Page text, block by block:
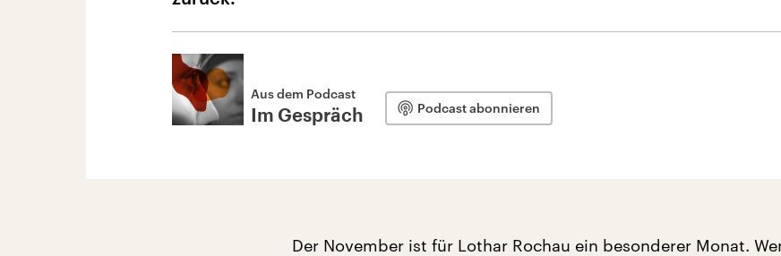
Aus dem Podcast
Im Gespräch Podcast abonnieren
Der November ist für Lothar Rochau ein besonderer Monat.